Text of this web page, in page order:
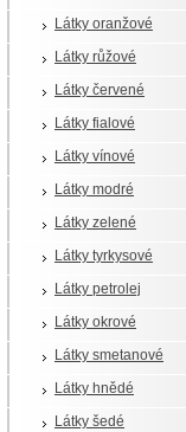
Látky oranžové
Látky růžové
Látky červené
Látky fialové
Látky vínové
Látky modré
Látky zelené
Látky tyrkysové
Látky petrolej
Látky okrové
Látky smetanové
Látky hnědé
Látky šedé